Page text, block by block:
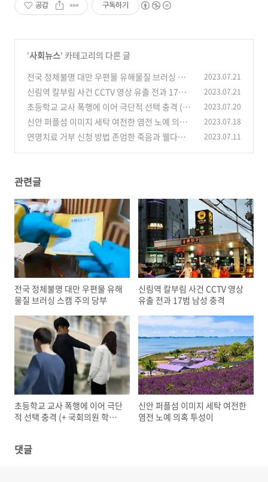
공감 구독하기
'사회뉴스' 카테고리의 다른 글
전국 정체불명 대만 우편물 유해물질 브러싱 스캠
주의 당부
(0)
2023.07.21
신림역 칼부림 사건 CCTV 영상 유출 전과 17범
남성 충격
(0)
2023.07.21
초등학교 교사 폭행에 이어 극단적 선택 충격 (+
국회의원 학부모)
(0)
2023.07.20
신안 퍼플섬 이미지 세탁 여전한 염전 노예 의혹
투성이
(0)
2023.07.18
연명치료 거부 신청 방법 존엄한 죽음과 웰다잉에
2023.07.11
관련글
전국 정체불명 대만 우편물 유해
물질 브러싱 스캠 주의 당부
신림역 칼부림 사건 CCTV 영상
유출 전과 17범 남성 충격
초등학교 교사 폭행에 이어 극단
적 선택 충격 (+ 국회의원 학부
신안 퍼플섬 이미지 세탁 여전한
염전 노예 의혹 투성이
댓글